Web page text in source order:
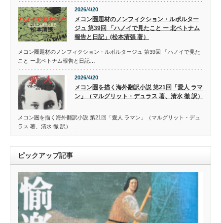
2026/4/20
メコン圏題材のノンフィクション・ルポルター
ジュ 第39回 「ハノイで見たこと ー 北ベトナム
報告と日記」(松本清張 著）
メコン圏題材のノンフィクション・ルポルタージュ 第39回 「ハノイで見た
こと ー北ベトナム報告と日記…
2026/4/20
メコン圏を描く海外翻訳小説 第21回「愛人 ラマ
ン」（マルグリット・デュラス 著、清水 徹 訳）
メコン圏を描く海外翻訳小説 第21回「愛人 ラマン」（マルグリット・デュ
ラス 著、清水 徹 訳） …
ピックアップ記事